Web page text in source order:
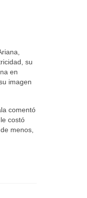
su
en
imagen
comentó
costó
menos,